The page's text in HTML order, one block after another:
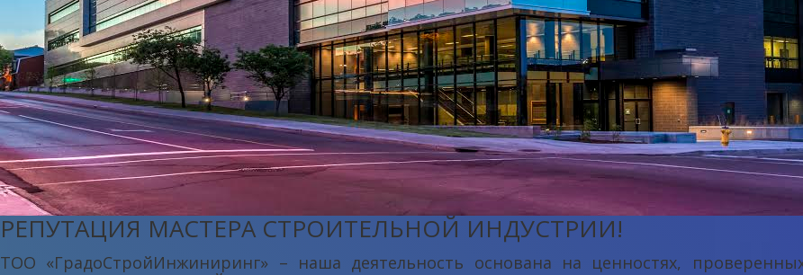
РЕПУТАЦИЯ МАСТЕРА СТРОИТЕЛЬНОЙ ИНДУСТРИИ!
ТОО «ГрадоСтройИнжиниринг» – наша деятельность основана на ценностях,